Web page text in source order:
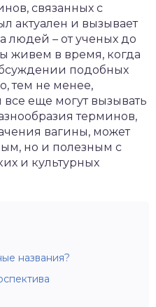
связанных с
актуален и вызывает
людей – от ученых до
живем в время, когда
подобных
тем не менее,
еще могут вызывать
терминов,
вагины, может
но и полезным с
и культурных
названия?